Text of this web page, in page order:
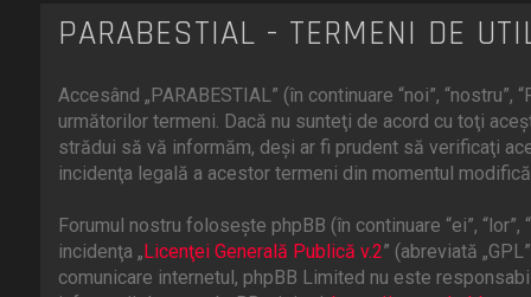
PARABESTIAL - TERMENI DE
Accesând „PARABESTIAL” (în continuare “noi”,
următorilor termeni. Dacă nu sunteţi de acord cu toţi
strădui să vă informăm, deşi ar fi prudent să verificaţi
incidenţa legală a acestor termeni din momentul
Forumul nostru foloseşte phpBB (în continuare “ei”,
incidenţa „ Licenţei Generală Publică v.2” (abreviată
comunicare internetul, phpBB Limited nu este